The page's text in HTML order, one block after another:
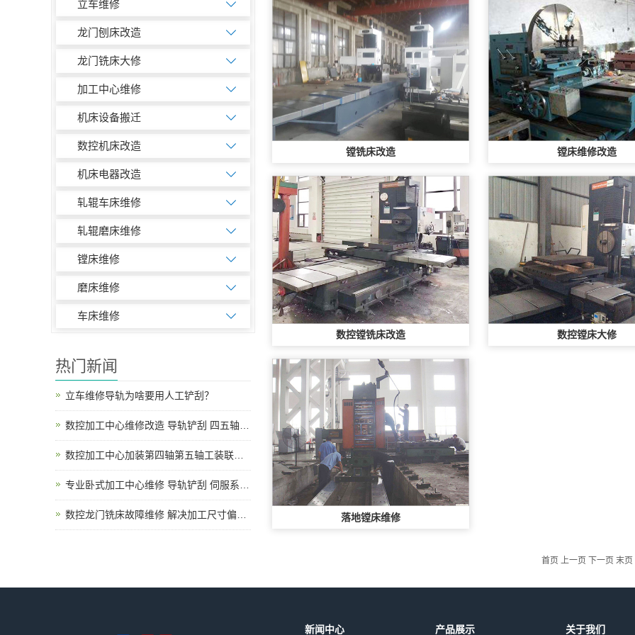
立车维修
龙门刨床改造
龙门铣床大修
加工中心维修
机床设备搬迁
数控机床改造
机床电器改造
轧辊车床维修
轧辊磨床维修
镗床维修
磨床维修
车床维修
镗铣床改造 镗床维修改造
数控镗铣床改造 数控镗床大修
落地镗床维修
首页 上一页 下一页 末页
热门新闻
立车维修导轨为啥要用人工铲刮？
新闻中心 产品展示 关于我们